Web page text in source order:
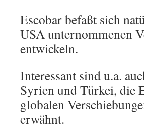
Escobar befaßt sich
USA unternommenen
entwickeln.
Interessant sind u.a.
Syrien und Türkei, die
globalen
erwähnt.